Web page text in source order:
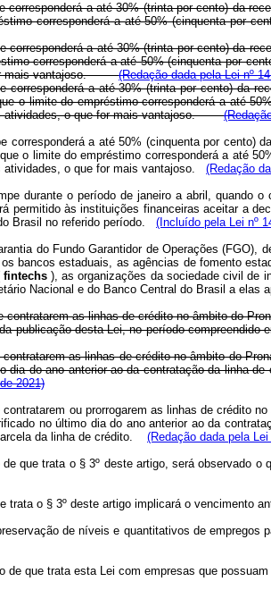
a até 30% (trinta por cento) da
corresponderá a até 50% (cinquenta por
a até 30% (trinta por cento) da
corresponderá a até 50% (cinquenta por
for mais vantajoso.(Redação dada pela Lei nº
corresponderá a até 30% (trinta por cento) da
o limite do empréstimo corresponderá a até
atividades, o que for mais vantajoso.
corresponderá a até 50% (cinquenta por
o limite do empréstimo corresponderá a até
atividades, o que for mais vantajoso. (Redação
durante o período de janeiro a abril,
permitido às instituições financeiras aceitar a
Brasil no referido período. (Incluído pela Lei nº
do Fundo Garantidor de Operações (FGO),
bancos estaduais, as agências de fomento
fintechs), as organizações da sociedade civil de
Nacional e do Banco Central do Brasil a elas
as linhas de crédito no âmbito do
publicação desta Lei, no período
as linhas de crédito no âmbito do
dia do ano anterior ao da contratação da linha
2021)
ou prorrogarem as linhas de crédito
no último dia do ano anterior ao da
da linha de crédito. (Redação dada pela
que trata o § 3º deste artigo, será
trata o § 3º deste artigo implicará o vencimento
de níveis e quantitativos de
que trata esta Lei com empresas que